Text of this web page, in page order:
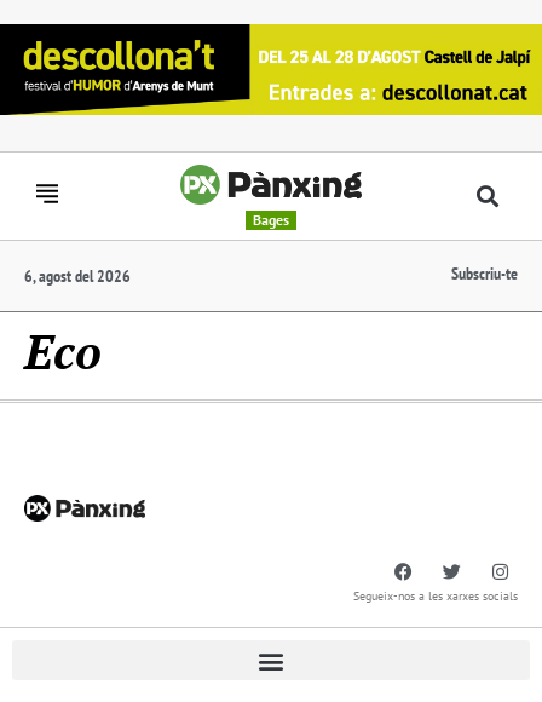
Bages
6, agost del 2026 Subscriu-te
Eco
Segueix-nos a les xarxes socials